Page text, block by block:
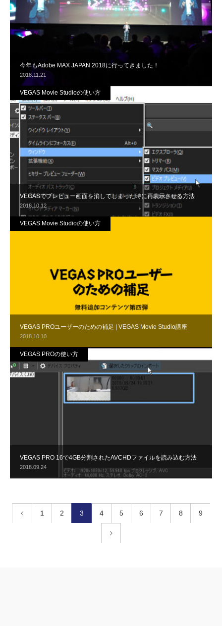
今年もAdobe MAX JAPAN 2018に行ってきました！
2018.11.21
VEGASでプレビュー画面を消してしまった時に再表示させる方法
2018.10.12
VEGAS Movie Studioの使い方
VEGAS PROユーザーのための補足 | VEGAS Movie Studio講座
2018.10.10
VEGAS Movie Studioの使い方
VEGAS PRO 16で4GB分割されたAVCHDファイルを読み込む方法
2018.09.24
VEGAS PROの使い方
1 2 3 4 5 6 7 8 9